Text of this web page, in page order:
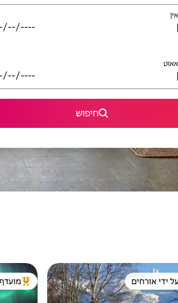
חיפוש
נכסים מועדפים על ידי אורחים
ידי אורחים מוביל